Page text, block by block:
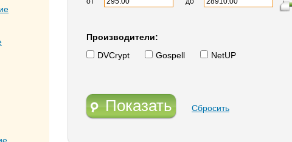
Производители:
DVCrypt
Gospell NetUP
Показать Сбросить